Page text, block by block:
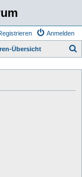
Anmelden
Übersicht